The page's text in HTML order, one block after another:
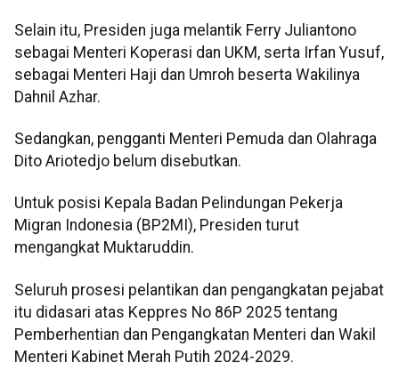
Selain itu, Presiden juga melantik Ferry Juliantono
sebagai Menteri Koperasi dan UKM, serta Irfan Yusuf,
sebagai Menteri Haji dan Umroh beserta Wakilinya
Dahnil Azhar.
Sedangkan, pengganti Menteri Pemuda dan Olahraga
Dito Ariotedjo belum disebutkan.
Untuk posisi Kepala Badan Pelindungan Pekerja
Migran Indonesia (BP2MI), Presiden turut
mengangkat Muktaruddin.
Seluruh prosesi pelantikan dan pengangkatan pejabat
itu didasari atas Keppres No 86P 2025 tentang
Pemberhentian dan Pengangkatan Menteri dan Wakil
Menteri Kabinet Merah Putih 2024-2029.